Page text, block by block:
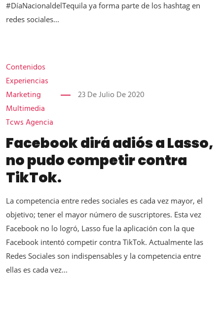
#DíaNacionaldelTequila ya forma parte de los hashtag en
redes sociales...
Contenidos
Experiencias
Marketing
Multimedia
Tcws Agencia
23 De Julio De 2020
Facebook dirá adiós a Lasso,
no pudo competir contra
TikTok.
La competencia entre redes sociales es cada vez mayor, el
objetivo; tener el mayor número de suscriptores. Esta vez
Facebook no lo logró, Lasso fue la aplicación con la que
Facebook intentó competir contra TikTok. Actualmente las
Redes Sociales son indispensables y la competencia entre
ellas es cada vez...